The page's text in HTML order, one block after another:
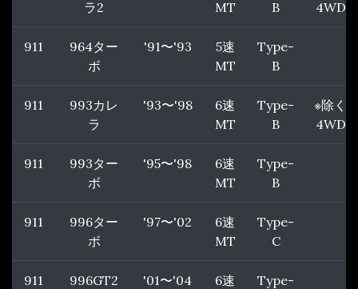
ラ2
MT
B
4WD
911
964ター
ボ
'91〜'93
5速
MT
Type-
B
911
993カレ
ラ
'93〜'98
6速
MT
Type-
B
※除く
4WD
911
993ター
ボ
'95〜'98
6速
MT
Type-
B
911
996ター
ボ
'97〜'02
6速
MT
Type-
C
911 996GT2 '01〜'04
6速
Type-